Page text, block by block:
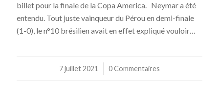
billet pour la finale de la Copa America. Neymar a été
entendu. Tout juste vainqueur du Pérou en demi-finale
(1-0), le n°10 brésilien avait en effet expliqué vouloir…
7 juillet 2021
/ 0 Commentaires